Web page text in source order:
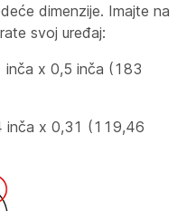
dimenzije. Imajte na
svoj uređaj:
inča x 0,5 inča (183
inča x 0,31 (119,46